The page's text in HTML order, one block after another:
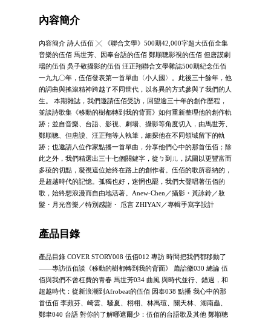
內容簡介
內容簡介 詩人伍佰 ╳ 《聯合文學》500期42,000字超大伍佰全集
音樂的伍佰 馬世芳、因奉台語的伍佰 鄭順聰影視的伍佰 但唐謨劇
場的伍佰 吳子敬攝影的伍佰 汪正翔聯合文學雜誌500期紀念伍佰
一九九〇年，伍佰發表第一首單曲〈小人國〉。此後三十餘年，他
的詞曲與搖滾精神跨越了不同世代，以各異的方式參與了我們的人
生。 本期雜誌，我們邀請伍佰受訪，回望逾三十年的創作歷程，
並談詩歌集《移動的樹都轉到我的背面》如何重新整理他的創作軌
跡；並自音樂、台語、影視、劇場、攝影等角度切入，由馬世芳、
鄭順聰、但唐謨、汪正翔等人執筆，細探他在不同領域留下的軌
跡；也邀請八位作家點播一首單曲，分享他們心中的那首伍佰；除
此之外，我們精選出三十七個關鍵字，從ㄅ到ㄦ，試圖以更豐富而
多稜的切點，凝視這位始終在路上的創作者。伍佰的歌所容納的，
是超越時代的記憶。孤獨也好，迷惘也罷，我們大聲唱著伍佰的
歌，始終想浪漫而自由地活著。Anew-Chen／攝影・黃詠鈴／妝
髮・月光音樂／特別感謝・ 卮言 ZHIYAN／專輯手寫字設計
產品目錄
產品目錄 COVER STORY008 伍佰012 專訪 時間把我們都移動了
——專訪伍佰談《移動的樹都轉到我的背面》 蕭詒徽030 總論 伍
佰與我們不曾枉費的青春 馬世芳034 曲風 與時代並行、錯過，和
超越時代：從新浪潮到Afrobeat的伍佰 因奉038 點播 我心中的那
首伍佰 李蘋芬、崎雲、騷夏、栩栩、林禹瑄、關天林、湖南蟲、
鄭聿040 台語 對你的了解哪遮爾少：伍佰的台語歌及其他 鄭順聰